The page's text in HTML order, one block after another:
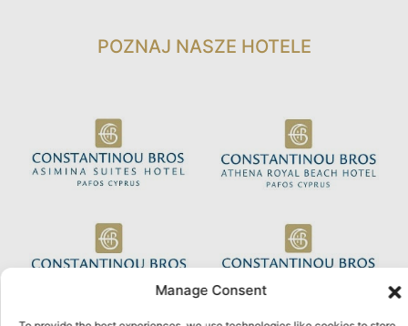
Manage Consent
POZNAJ NASZE HOTELE